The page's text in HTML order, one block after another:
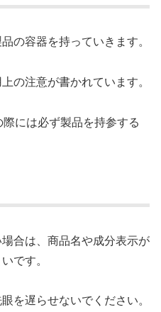
の容器を持っていきます。
の注意が書かれています。
には必ず製品を持参する
合は、商品名や成分表示が
です。
を遅らせないでください。